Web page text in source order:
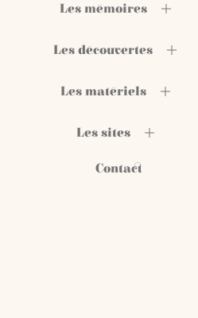
Les mémoires
Les découvertes
Les matériels
Les sites
Contact